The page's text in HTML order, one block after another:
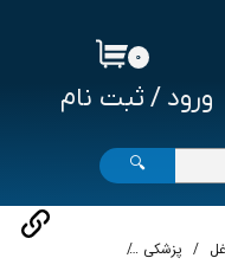
ورود / ثبت نام
۰
🔍
پزشکی